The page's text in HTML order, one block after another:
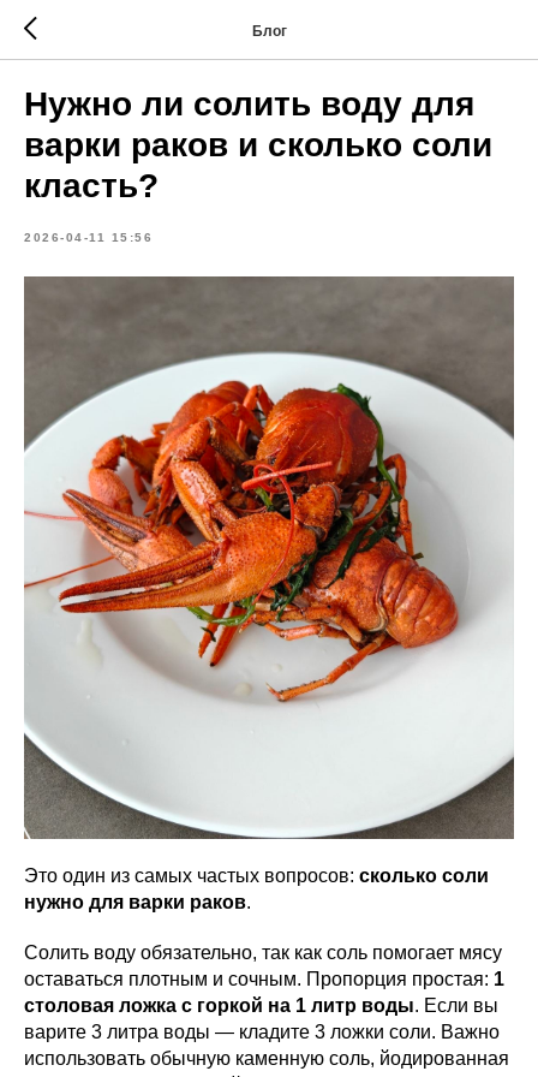
Блог
Нужно ли солить воду для
варки раков и сколько соли
класть?
2026-04-11 15:56
Это один из самых частых вопросов: сколько соли
нужно для варки раков.
Солить воду обязательно, так как соль помогает мясу
оставаться плотным и сочным. Пропорция простая: 1
столовая ложка с горкой на 1 литр воды. Если вы
варите 3 литра воды — кладите 3 ложки соли. Важно
использовать обычную каменную соль, йодированная